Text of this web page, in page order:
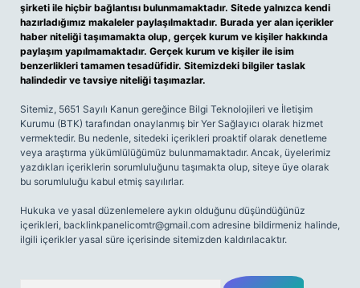
şirketi ile hiçbir bağlantısı bulunmamaktadır. Sitede yalnızca kendi
hazırladığımız makaleler paylaşılmaktadır. Burada yer alan içerikler
haber niteliği taşımamakta olup, gerçek kurum ve kişiler hakkında
paylaşım yapılmamaktadır. Gerçek kurum ve kişiler ile isim
benzerlikleri tamamen tesadüfidir. Sitemizdeki bilgiler taslak
halindedir ve tavsiye niteliği taşımazlar.
Sitemiz, 5651 Sayılı Kanun gereğince Bilgi Teknolojileri ve İletişim
Kurumu (BTK) tarafından onaylanmış bir Yer Sağlayıcı olarak hizmet
vermektedir. Bu nedenle, sitedeki içerikleri proaktif olarak denetleme
veya araştırma yükümlülüğümüz bulunmamaktadır. Ancak, üyelerimiz
yazdıkları içeriklerin sorumluluğunu taşımakta olup, siteye üye olarak
bu sorumluluğu kabul etmiş sayılırlar.
Hukuka ve yasal düzenlemelere aykırı olduğunu düşündüğünüz
içerikleri, backlinkpanelicomtr@gmail.com adresine bildirmeniz halinde,
ilgili içerikler yasal süre içerisinde sitemizden kaldırılacaktır.